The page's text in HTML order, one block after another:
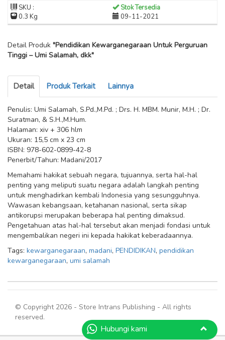
SKU :
Stok Tersedia
0.3 Kg
09-11-2021
Detail Produk "Pendidikan Kewarganegaraan Untuk Perguruan
Tinggi – Umi Salamah, dkk"
Detail Produk Terkait Lainnya
Penulis: Umi Salamah, S.Pd.,M.Pd. ; Drs. H. MBM. Munir, M.H. ; Dr.
Suratman, & S.H.,M.Hum.
Halaman: xiv + 306 hlm
Ukuran: 15,5 cm x 23 cm
ISBN: 978-602-0899-42-8
Penerbit/Tahun: Madani/2017
Memahami hakikat sebuah negara, tujuannya, serta hal-hal
penting yang meliputi suatu negara adalah langkah penting
untuk menghadirkan kembali Indonesia yang sesungguhnya.
Wawasan kebangsaan, ketahanan nasional, serta sikap
antikorupsi merupakan beberapa hal penting dimaksud.
Pengetahuan atas hal-hal tersebut akan menjadi fondasi untuk
mengembalikan negeri ini kepada hakikat keberadaannya.
Tags: kewarganegaraan, madani, PENDIDIKAN, pendidikan
kewarganegaraan, umi salamah
© Copyright 2026 - Store Intrans Publishing - All rights
reserved.
Hubungi kami